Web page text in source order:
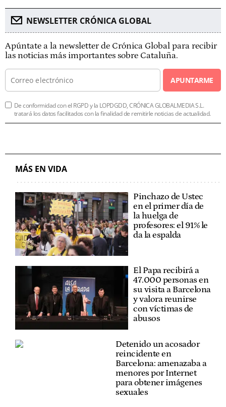
NEWSLETTER CRÓNICA GLOBAL
Apúntate a la newsletter de Crónica Global para recibir
las noticias más importantes sobre Cataluña.
APUNTARME
De conformidad con el RGPD y la LOPDGDD, CRÓNICA GLOBALMEDIA S.L.
tratará los datos facilitados con la finalidad de remitirle noticias de actualidad.
MÁS EN VIDA
Pinchazo de Ustec
en el primer día de
la huelga de
profesores: el 91% le
da la espalda
El Papa recibirá a
47.000 personas en
su visita a Barcelona
y valora reunirse
con víctimas de
abusos
Detenido un acosador
reincidente en
Barcelona: amenazaba a
menores por Internet
para obtener imágenes
sexuales